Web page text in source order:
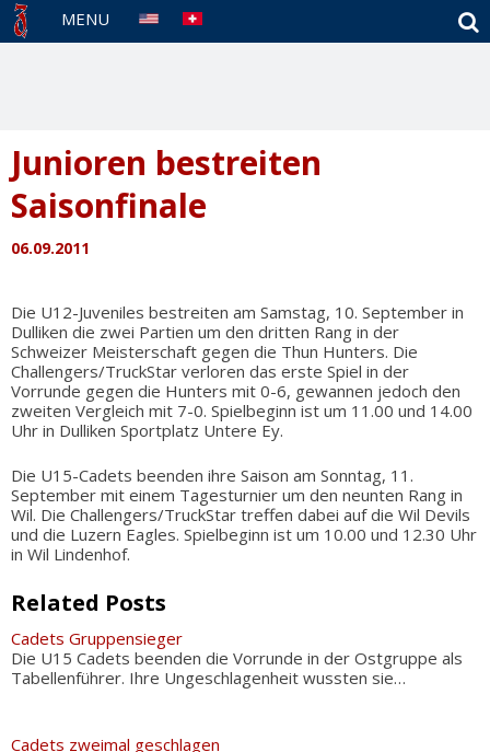
MENU
Junioren bestreiten
Saisonfinale
06.09.2011
Die U12-Juveniles bestreiten am Samstag, 10. September in
Dulliken die zwei Partien um den dritten Rang in der
Schweizer Meisterschaft gegen die Thun Hunters. Die
Challengers/TruckStar verloren das erste Spiel in der
Vorrunde gegen die Hunters mit 0-6, gewannen jedoch den
zweiten Vergleich mit 7-0. Spielbeginn ist um 11.00 und 14.00
Uhr in Dulliken Sportplatz Untere Ey.
Die U15-Cadets beenden ihre Saison am Sonntag, 11.
September mit einem Tagesturnier um den neunten Rang in
Wil. Die Challengers/TruckStar treffen dabei auf die Wil Devils
und die Luzern Eagles. Spielbeginn ist um 10.00 und 12.30 Uhr
in Wil Lindenhof.
Related Posts
Cadets Gruppensieger
Die U15 Cadets beenden die Vorrunde in der Ostgruppe als
Tabellenführer. Ihre Ungeschlagenheit wussten sie…
Cadets zweimal geschlagen